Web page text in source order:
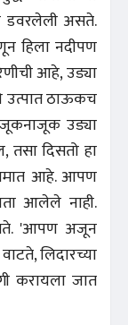
डवरलेली असते.
हिला नदीपण
आहे, उड्या
उत्पात ठाऊकच
उड्या
तसा दिसतो हा
आहे. आपण
आलेले नाही.
'आपण अजून
लिदारच्या
करायला जात